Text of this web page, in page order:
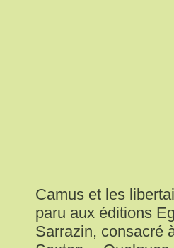
Camus et les
paru aux éditions
Sarrazin, consacré